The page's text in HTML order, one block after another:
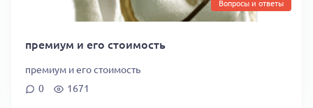
Вопросы и ответы
премиум и его стоимость
премиум и его стоимость
0
1671